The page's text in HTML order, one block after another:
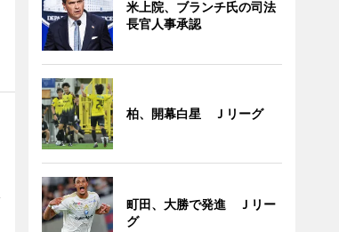
米上院、ブランチ氏の司法
長官人事承認
柏、開幕白星 Ｊリーグ
町田、大勝で発進 Ｊリー
グ